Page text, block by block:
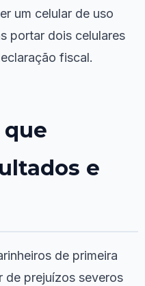
um celular de uso
portar dois celulares
fiscal.
que
e
de primeira
de prejuízos severos